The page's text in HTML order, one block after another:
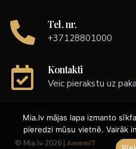
Tel. nr.
+37128801000
Kontakti
Veic pierakstu uz
© Mia.lv 2026 | AmemIT
Mia.lv mājas lapa izmanto
pieredzi mūsu vietnē. Vairāk